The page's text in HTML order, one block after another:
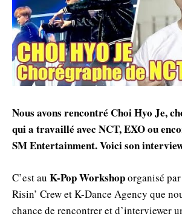
Nous avons rencontré Choi Hyo Je,
qui a travaillé avec NCT, EXO ou
SM Entertainment. Voici son
C’est au K-Pop Workshoporganisé
Risin’ Crew et K-Dance Agency que
chance de rencontrer et d’interviewer